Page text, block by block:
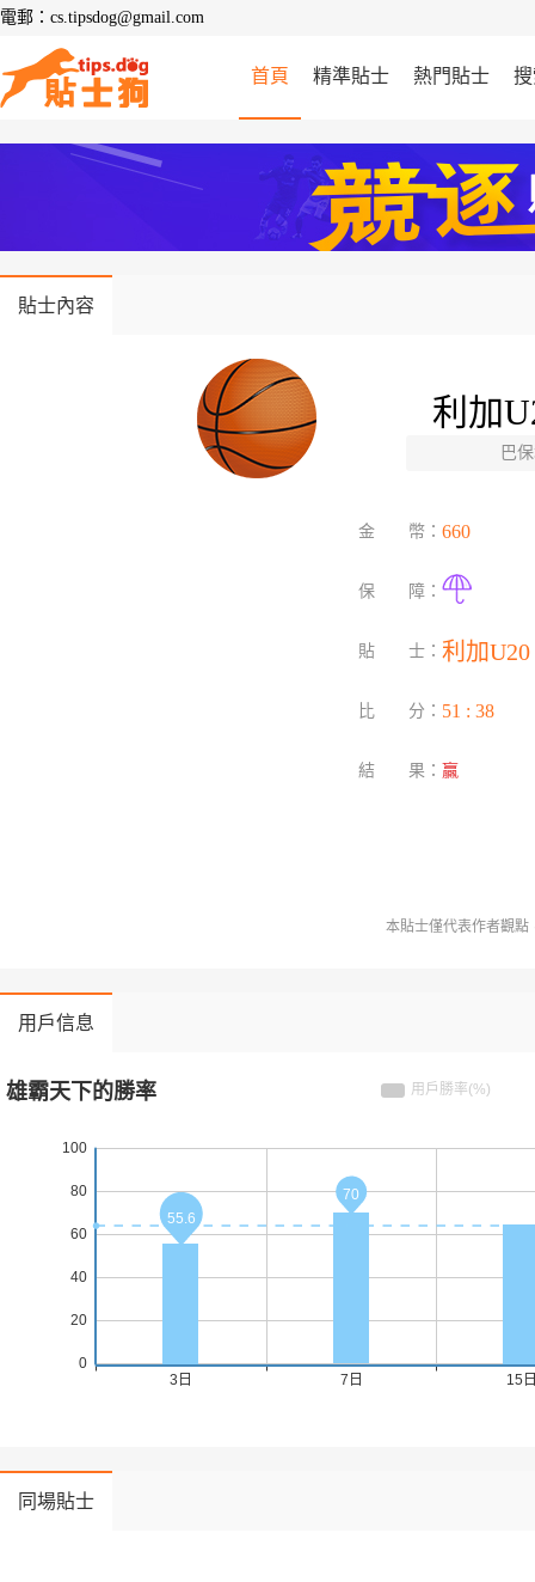
電郵：cs.tipsdog@gmail.com
首頁 精準貼士 熱門貼士
貼士內容
利加
巴
金 幣： 660
保 障：
貼 士： 利加U20
比 分： 51 : 38
結 果： 贏
本貼士僅代表作者觀點
用戶信息
同場貼士